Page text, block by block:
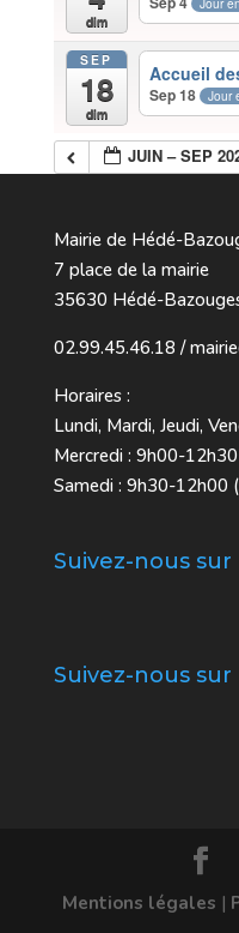
dim
SEP
18
dim
Accueil
Sep 18 Jour
JUIN – SEP
Mairie de Hédé-
7 place de la mairie
35630 Hédé-
02.99.45.46.18 /
Horaires :
Lundi, Mardi, Jeudi,
Mercredi : 9h00-
Samedi : 9h30-12h00
Suivez-nous
Suivez-nous
Mentions légales |